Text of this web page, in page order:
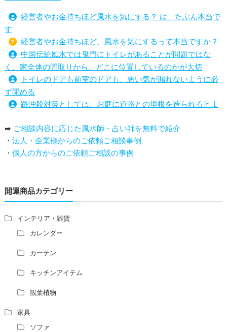
経営者やお金持ちほど風水を気にする？ は、たぶん本当で
す
経営者やお金持ちほど、風水を気にするって本当ですか？
中国伝統風水では鬼門にトイレがあることが問題ではな
く、家全体の間取りから、どこに位置しているのかが大切
トイレのドアも前室のドアも、悪い気が漏れないように必
ず閉める
路沖殺対策としては、お庭に道路との垣根を造られるとよ
庭を広げると路沖殺（ろちゅうさつ）は防げますか？
トイレ前室のドアの開け閉めについて
増築して家相の中心軸が変わると、鬼門の方角にあるトイ
占い師さんは、幽霊を見たことがありますか？
家相風水の診断・鑑定料金や相場について
家相・風水の鑑定料金の相場が知りたい。
風水の流派について教えてください。
風水師になるには、どんな勉強をすればいいですか？
➡ ご相談内容に応じた風水師・占い師を無料で紹介
・ 法人・企業様からのご依頼ご相談事例
・ 個人の方からのご依頼ご相談の事例
開運商品カテゴリー
インテリア・雑貨
カレンダー
カーテン
キッチンアイテム
観葉植物
家具
ソファ